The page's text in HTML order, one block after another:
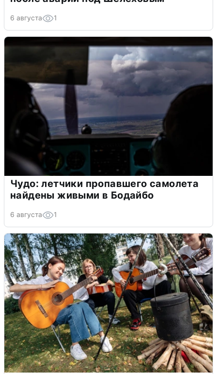
6 августа 1
Чудо: летчики пропавшего самолета
найдены живыми в Бодайбо
6 августа 1